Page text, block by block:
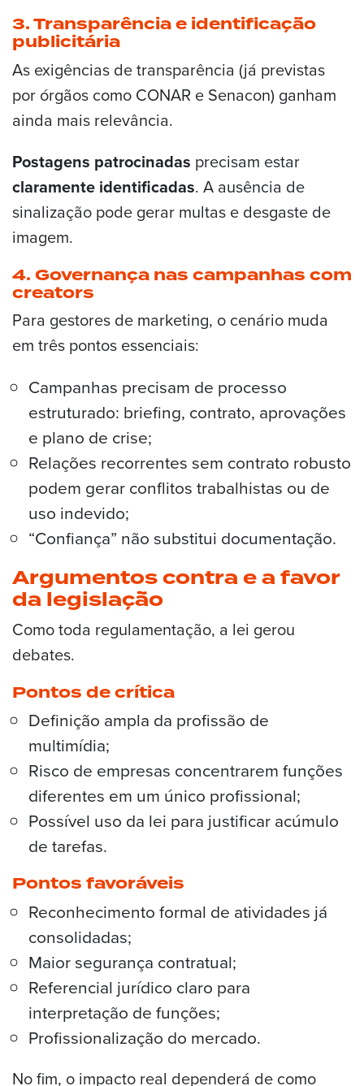
3. Transparência e identificação
publicitária
As exigências de transparência (já previstas
por órgãos como CONAR e Senacon) ganham
ainda mais relevância.
Postagens patrocinadas precisam estar
claramente identificadas. A ausência de
sinalização pode gerar multas e desgaste de
imagem.
4. Governança nas campanhas com
creators
Para gestores de marketing, o cenário muda
em três pontos essenciais:
Campanhas precisam de processo
estruturado: briefing, contrato, aprovações
e plano de crise;
Relações recorrentes sem contrato robusto
podem gerar conflitos trabalhistas ou de
uso indevido;
“Confiança” não substitui documentação.
Argumentos contra e a favor
da legislação
Como toda regulamentação, a lei gerou
debates.
Pontos de crítica
Definição ampla da profissão de
multimídia;
Risco de empresas concentrarem funções
diferentes em um único profissional;
Possível uso da lei para justificar acúmulo
de tarefas.
Pontos favoráveis
Reconhecimento formal de atividades já
consolidadas;
Maior segurança contratual;
Referencial jurídico claro para
interpretação de funções;
Profissionalização do mercado.
No fim, o impacto real dependerá de como